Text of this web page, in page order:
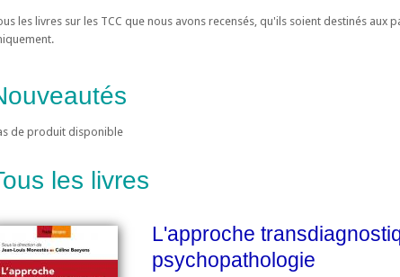
les livres sur les TCC que nous avons recensés, qu'ils soient destinés aux
de produit disponible
les livres
L'approche
psychopathologie